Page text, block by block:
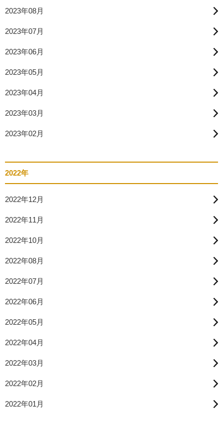
2023年08月
2023年07月
2023年06月
2023年05月
2023年04月
2023年03月
2023年02月
2022年
2022年12月
2022年11月
2022年10月
2022年08月
2022年07月
2022年06月
2022年05月
2022年04月
2022年03月
2022年02月
2022年01月